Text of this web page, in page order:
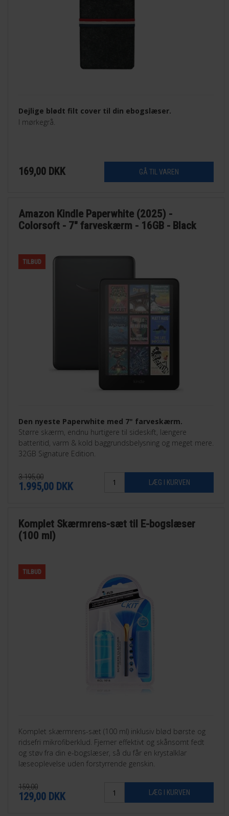
Dejlige blødt filt cover til din ebogslæser.
I mørkegrå.
169,00 DKK
Amazon Kindle Paperwhite (2025) -
Colorsoft - 7" farveskærm - 16GB - Black
TILBUD
Den nyeste Paperwhite med 7" farveskærm.
Større skærm, endnu hurtigere til sideskift, længere
batteritid, varm & kold baggrundsbelysning og meget mere.
32GB Signature Edition.
3.195,00
1.995,00 DKK
Komplet Skærmrens-sæt til E-bogslæser
(100 ml)
TILBUD
Komplet skærmrens-sæt (100 ml) inklusiv blød børste og
ridsefri mikrofiberklud. Fjerner effektivt og skånsomt fedt
og støv fra din e-bogslæser, så du får en krystalklar
læseoplevelse uden forstyrrende genskin.
159,00
129,00 DKK